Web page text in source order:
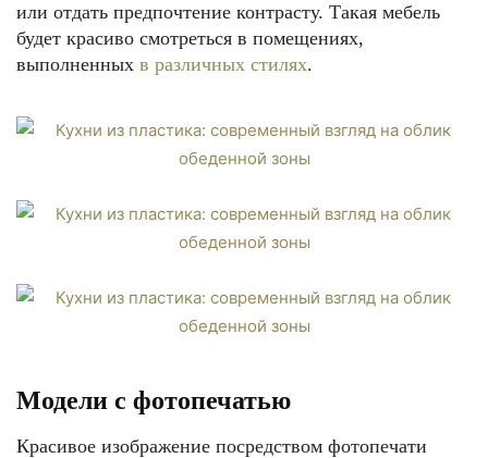
или отдать предпочтение контрасту. Такая мебель
будет красиво смотреться в помещениях,
выполненных в различных стилях.
Модели с фотопечатью
Красивое изображение посредством фотопечати